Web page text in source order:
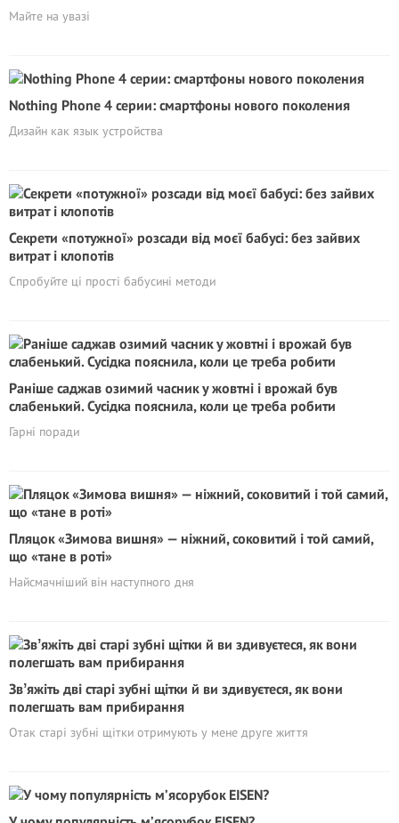
Майте на увазі
Nothing Phone 4 серии: смартфоны нового поколения
Дизайн как язык устройства
Секрети «потужної» розсади від моєї бабусі: без зайвих
витрат і клопотів
Спробуйте ці прості бабусині методи
Раніше саджав озимий часник у жовтні і врожай був
слабенький. Сусідка пояснила, коли це треба робити
Гарні поради
Пляцок «Зимова вишня» — ніжний, соковитий і той самий,
що «тане в роті»
Найсмачніший він наступного дня
Звʼяжіть дві старі зубні щітки й ви здивуєтеся, як вони
полегшать вам прибирання
Отак старі зубні щітки отримують у мене друге життя